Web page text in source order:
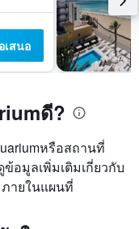
เสนอ
ดี?
หรือสถานที่
อมูลเพิ่มเติมเกี่ยวกับ
ายในแผนที่